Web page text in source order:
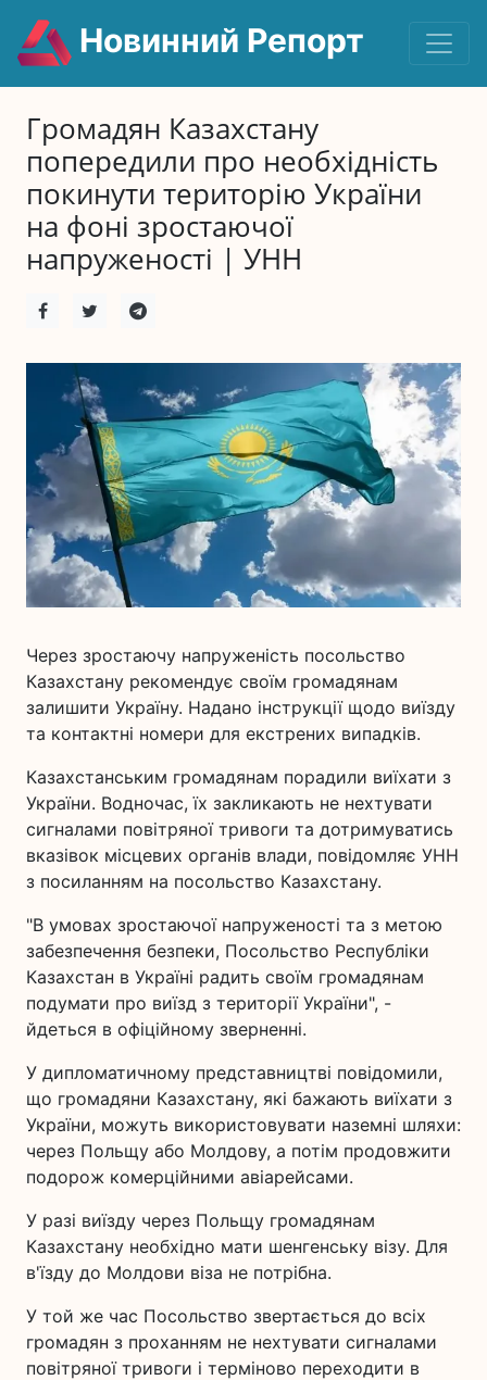
Новинний Репорт
Громадян Казахстану
попередили про необхідність
покинути територію України
на фоні зростаючої
напруженості | УНН
Через зростаючу напруженість посольство
Казахстану рекомендує своїм громадянам
залишити Україну. Надано інструкції щодо виїзду
та контактні номери для екстрених випадків.
Казахстанським громадянам порадили виїхати з
України. Водночас, їх закликають не нехтувати
сигналами повітряної тривоги та дотримуватись
вказівок місцевих органів влади, повідомляє УНН
з посиланням на посольство Казахстану.
"В умовах зростаючої напруженості та з метою
забезпечення безпеки, Посольство Республіки
Казахстан в Україні радить своїм громадянам
подумати про виїзд з території України", -
йдеться в офіційному зверненні.
У дипломатичному представництві повідомили,
що громадяни Казахстану, які бажають виїхати з
України, можуть використовувати наземні шляхи:
через Польщу або Молдову, а потім продовжити
подорож комерційними авіарейсами.
У разі виїзду через Польщу громадянам
Казахстану необхідно мати шенгенську візу. Для
в'їзду до Молдови віза не потрібна.
У той же час Посольство звертається до всіх
громадян з проханням не нехтувати сигналами
повітряної тривоги і терміново переходити в